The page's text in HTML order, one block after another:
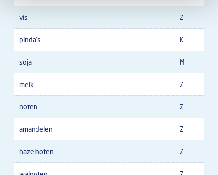
vis Z
pinda's K
soja M
melk Z
noten Z
amandelen Z
hazelnoten Z